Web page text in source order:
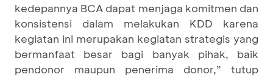
kedepannya BCA dapat menjaga komitmen dan
konsistensi dalam melakukan KDD karena
kegiatan ini merupakan kegiatan strategis yang
bermanfaat besar bagi banyak pihak, baik
pendonor maupun penerima donor,” tutup